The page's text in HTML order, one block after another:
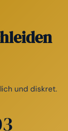
und diskret.